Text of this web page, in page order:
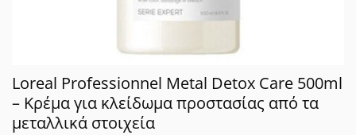
Loreal Professionnel Metal Detox Care 500ml
– Κρέμα για κλείδωμα προστασίας από τα
μεταλλικά στοιχεία